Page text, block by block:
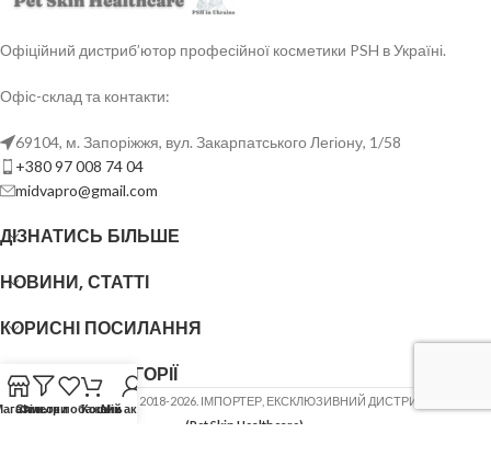
Офіційний дистриб’ютор професійної косметики PSH в Україні.
Офіс-склад та контакти:
69104, м. Запоріжжя, вул. Закарпатського Легіону, 1/58
+380 97 008 74 04
midvapro@gmail.com
ДІЗНАТИСЬ БІЛЬШЕ
НОВИНИ, СТАТТІ
КОРИСНІ ПОСИЛАННЯ
ОСНОВНІ КАТЕГОРІЇ
ФОП ШОВГЕНЮК Ю.В. 2018-2026. ІМПОРТЕР, ЕКСКЛЮЗИВНИЙ ДИСТРИБ'ЮТОР
(Pet Skin Healthcare)
Фільтри
Список побажань
КошикМій акаунт